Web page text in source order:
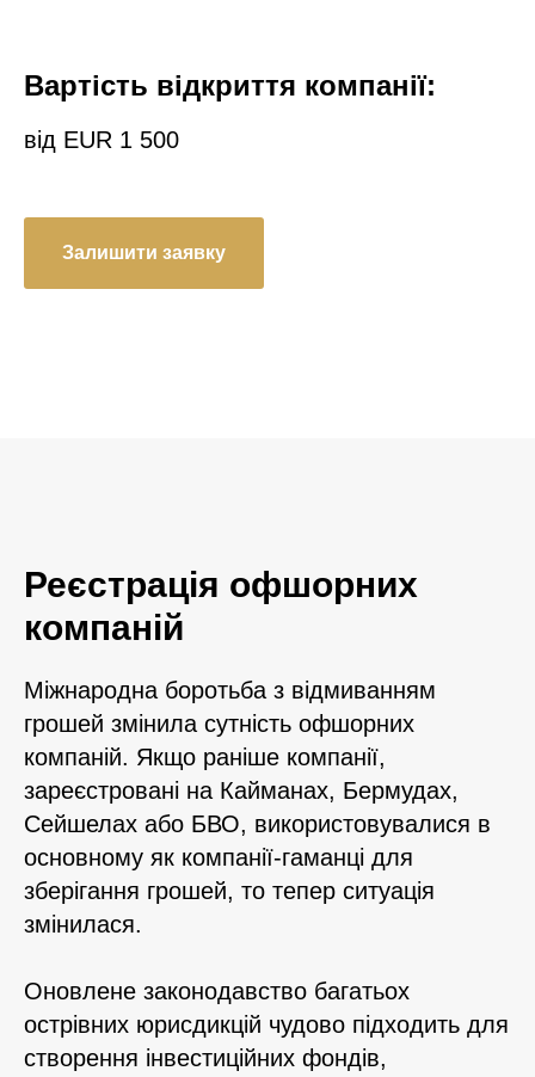
Вартість відкриття компанії:
від EUR 1 500
Залишити заявку
Реєстрація офшорних
компаній
Міжнародна боротьба з відмиванням
грошей змінила сутність офшорних
компаній. Якщо раніше компанії,
зареєстровані на Кайманах, Бермудах,
Сейшелах або БВО, використовувалися в
основному як компанії-гаманці для
зберігання грошей, то тепер ситуація
змінилася.
Оновлене законодавство багатьох
острівних юрисдикцій чудово підходить для
створення інвестиційних фондів,